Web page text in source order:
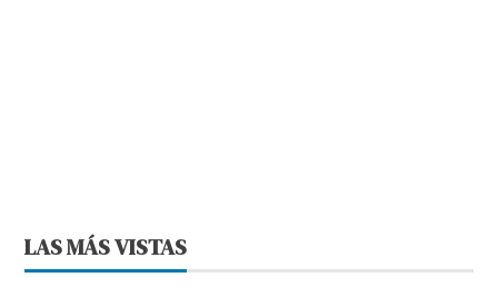
LAS MÁS VISTAS